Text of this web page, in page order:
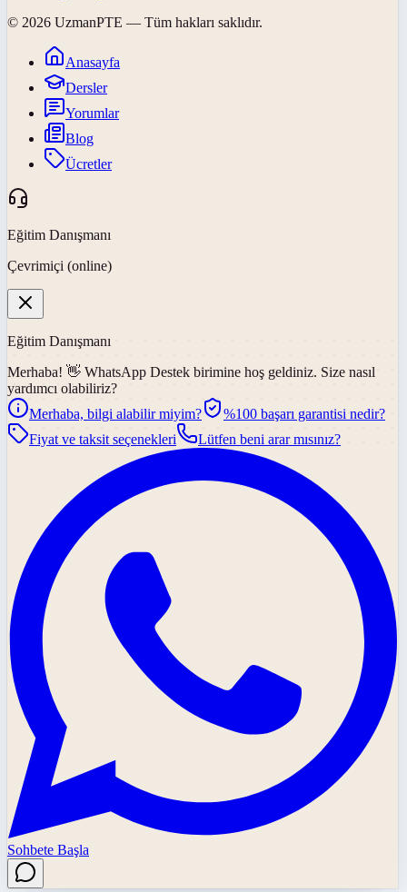
© 2026 UzmanPTE — Tüm hakları saklıdır.
Anasayfa
Dersler
Yorumlar
Blog
Ücretler
Eğitim Danışmanı
Çevrimiçi (online)
Eğitim Danışmanı
Merhaba! 👋 WhatsApp Destek birimine hoş geldiniz. Size nasıl
yardımcı olabiliriz?
Merhaba, bilgi alabilir miyim?
%100 başarı garantisi nedir?
Fiyat ve taksit seçenekleri
Lütfen beni arar mısınız?
Sohbete Başla